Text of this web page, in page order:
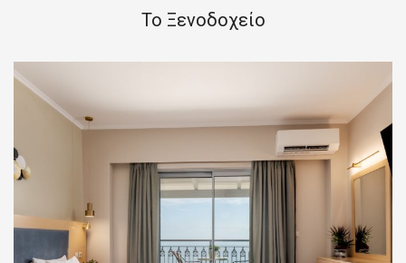
Το Ξενοδοχείο
Στούντιο Ορόφου